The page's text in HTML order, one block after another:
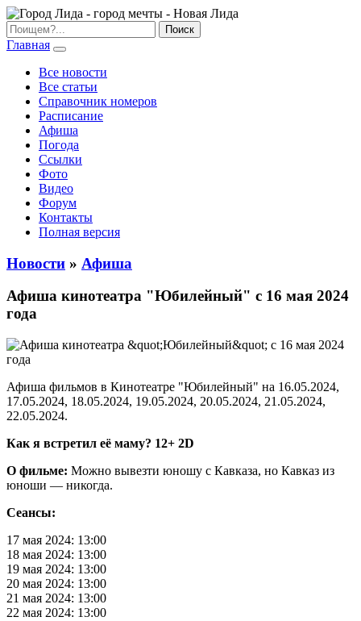
Главная
Все новости
Все статьи
Справочник номеров
Расписание
Афиша
Погода
Ссылки
Фото
Видео
Форум
Контакты
Полная версия
Новости » Афиша
Афиша кинотеатра "Юбилейный" c 16 мая 2024
года
Афиша фильмов в Кинотеатре "Юбилейный" на 16.05.2024,
17.05.2024, 18.05.2024, 19.05.2024, 20.05.2024, 21.05.2024,
22.05.2024.
Как я встретил её маму? 12+ 2D
О фильме: Можно вывезти юношу с Кавказа, но Кавказ из
юноши — никогда.
Сеансы:
17 мая 2024: 13:00
18 мая 2024: 13:00
19 мая 2024: 13:00
20 мая 2024: 13:00
21 мая 2024: 13:00
22 мая 2024: 13:00